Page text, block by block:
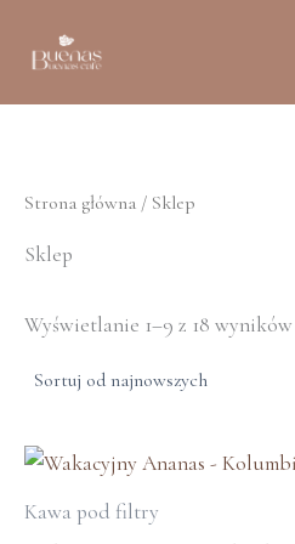
Strona główna / Sklep
Sklep
Wyświetlanie 1–9 z 18 wyników
Kawa pod filtry
Ten